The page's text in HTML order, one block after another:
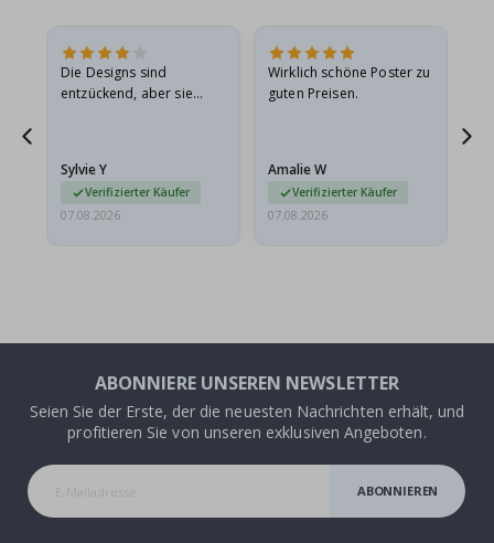
Die Designs sind
entzückend, aber sie
sie…
Sylvie Y
Verifizierter Käufer
07.08.2026
Wirklich schöne Poster zu
guten Preisen.
Amalie W
Verifizierter Käufer
07.08.2026
ABONNIERE UNSEREN NEWSLETTER
Seien Sie der Erste, der die neuesten Nachrichten erhält, und
profitieren Sie von unseren exklusiven Angeboten.
ABONNIEREN